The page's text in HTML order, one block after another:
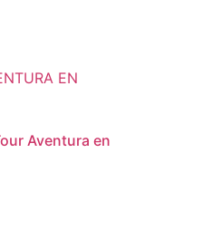
Aventura en